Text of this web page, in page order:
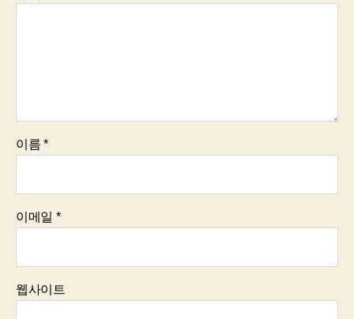
이름*
이메일 *
웹사이트